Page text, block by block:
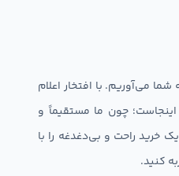
شما می‌آوریم. با افتخار اعلام
چون ما مستقیماً و
خرید راحت و بی‌دغدغه را با
کنید.